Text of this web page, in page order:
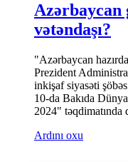
vətəndaşı?
"Azərbaycan
Prezident
inkişaf siyasəti
10-da Bakıda
2024" təqdimatında
Ardını oxu